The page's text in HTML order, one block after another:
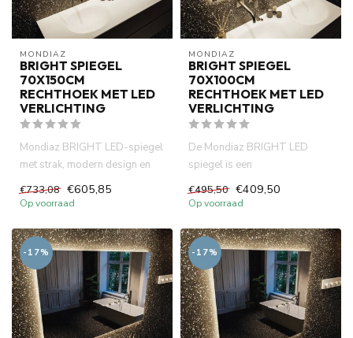
MONDIAZ
BRIGHT SPIEGEL
70X150CM
RECHTHOEK MET LED
VERLICHTING
Mondiaz BRIGHT LED-spiegel
met strak, modern design en
warme, energiezuinige LED...
€733,08 €605,85
Op voorraad
MONDIAZ
BRIGHT SPIEGEL
70X100CM
RECHTHOEK MET LED
VERLICHTING
De Mondiaz BRIGHT LED
spiegel is een
badkamerspiegel met
energiezuinige LED-verl...
€495,50 €409,50
Op voorraad
-17% -17%